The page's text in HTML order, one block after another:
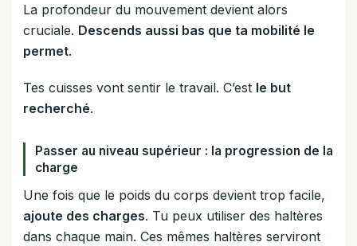
La profondeur du mouvement devient alors
cruciale. Descends aussi bas que ta mobilité le
permet.
Tes cuisses vont sentir le travail. C’est le but
recherché.
Passer au niveau supérieur : la progression de la
charge
Une fois que le poids du corps devient trop facile,
ajoute des charges. Tu peux utiliser des haltères
dans chaque main. Ces mêmes haltères serviront